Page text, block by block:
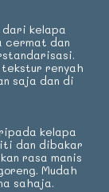
kelapa
cermat dan
tekstur renyah
saja dan di
kelapa
dan dibakar
rasa manis
Mudah
sahaja.